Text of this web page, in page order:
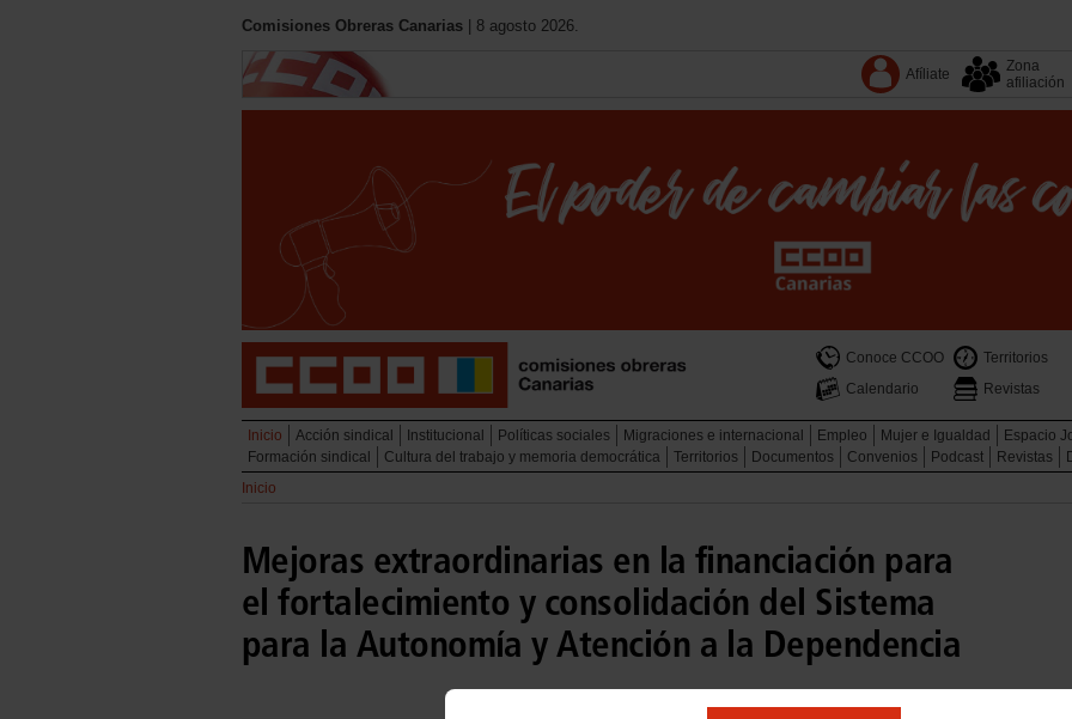
Comisiones Obreras Canarias | 8 agosto 2026.
Afíliate
Zona
afiliación
Conoce CCOO
Territorios
Calendario
Revistas
Inicio Acción sindical Institucional Políticas sociales Migraciones e internacional Empleo Mujer e Igualdad
Espacio
Formación sindical
Cultura del trabajo y memoria democrática Territorios Documentos Convenios Podcast Revistas
Inicio
Mejoras extraordinarias en la financiación para
el fortalecimiento y consolidación del Sistema
para la Autonomía y Atención a la Dependencia